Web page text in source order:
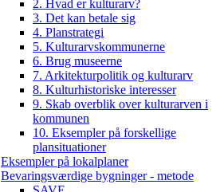
2. Hvad er kulturarv?
3. Det kan betale sig
4. Planstrategi
5. Kulturarvskommunerne
6. Brug museerne
7. Arkitekturpolitik og kulturarv
8. Kulturhistoriske interesser
9. Skab overblik over kulturarven i
kommunen
10. Eksempler på forskellige
plansituationer
Eksempler på lokalplaner
Bevaringsværdige bygninger - metode